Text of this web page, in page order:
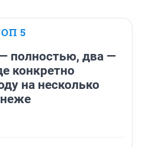
5
полностью, два —
конкретно
на несколько